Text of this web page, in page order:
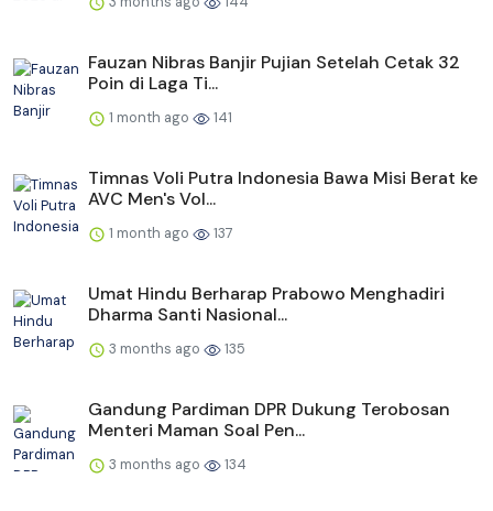
Fauzan Nibras Banjir Pujian Setelah Cetak 32
Poin di Laga Ti...
1 month ago 141
Timnas Voli Putra Indonesia Bawa Misi Berat ke
AVC Men's Vol...
1 month ago 137
Umat Hindu Berharap Prabowo Menghadiri
Dharma Santi Nasional...
3 months ago 135
Gandung Pardiman DPR Dukung Terobosan
Menteri Maman Soal Pen...
3 months ago 134